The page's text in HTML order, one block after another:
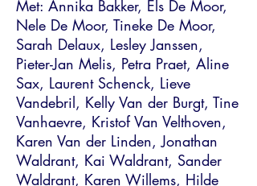
Met: Annika Bakker, Els De Moor,
Nele De Moor, Tineke De Moor,
Sarah Delaux, Lesley Janssen,
Pieter-Jan Melis, Petra Praet, Aline
Sax, Laurent Schenck, Lieve
Vandebril, Kelly Van der Burgt, Tine
Vanhaevre, Kristof Van Velthoven,
Karen Van der Linden, Jonathan
Waldrant, Kai Waldrant, Sander
Waldrant, Karen Willems, Hilde